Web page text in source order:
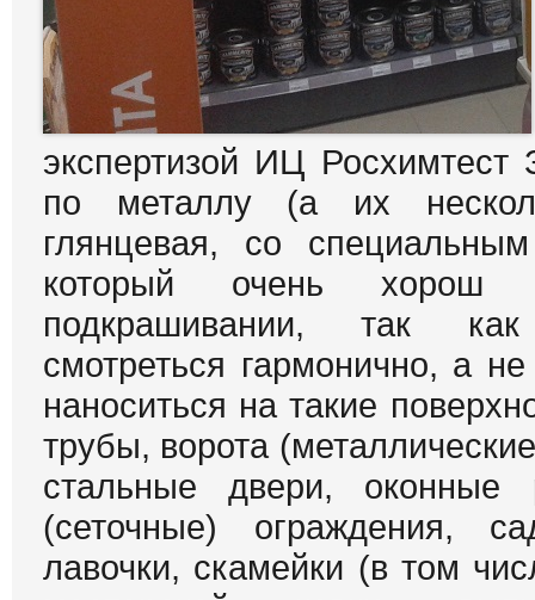
экспертизой ИЦ
по металлу (а их
глянцевая, со
который очень хорош
подкрашивании, так
смотреться гармонично, а
наноситься на такие
трубы, ворота
стальные двери,
(сеточные) ограждения,
лавочки, скамейки (в том